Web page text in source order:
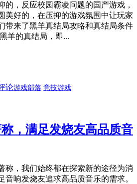
的，反应校园霸凌问题的国产游戏，
美好的，在压抑的游戏氛围中让玩家
带来了黑羊真结局攻略和真结局条件
羊的真结局，即...
论游戏部落 竞技游戏
，满足发烧友高品质音
称，我们始终都在探索新的途径为消
音响发烧友追求高品质音乐的需求。